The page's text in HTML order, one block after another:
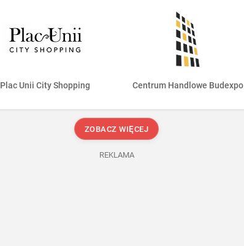
Plac Unii City Shopping Centrum Handlowe Budexpo
ZOBACZ WIĘCEJ
REKLAMA